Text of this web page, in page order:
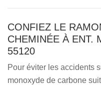
CONFIEZ LE
CHEMINÉE À ENT.
55120
Pour éviter les accidents
monoxyde de carbone